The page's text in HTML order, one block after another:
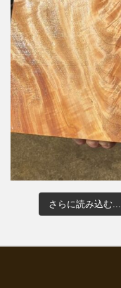
さらに読み込む...